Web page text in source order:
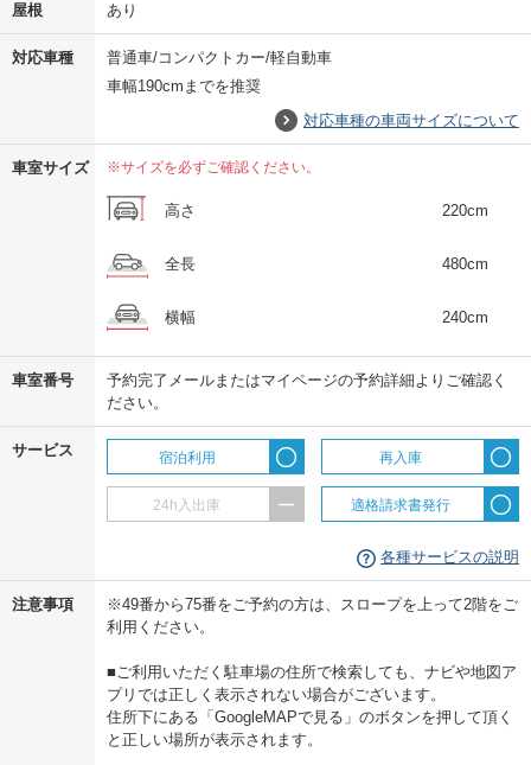
屋根 あり
対応車種
普通車/コンパクトカー/軽自動車
車幅190cmまでを推奨
対応車種の車両サイズについて
車室サイズ ※サイズを必ずご確認ください。
高さ 220cm
全長 480cm
横幅 240cm
車室番号
予約完了メールまたはマイページの予約詳細よりご確認く
ださい。
サービス 宿泊利用 再入庫
24h入出庫 適格請求書発行
各種サービスの説明
注意事項
※49番から75番をご予約の方は、スロープを上って2階をご
利用ください。
■ご利用いただく駐車場の住所で検索しても、ナビや地図ア
プリでは正しく表示されない場合がございます。
住所下にある「GoogleMAPで見る」のボタンを押して頂く
と正しい場所が表示されます。